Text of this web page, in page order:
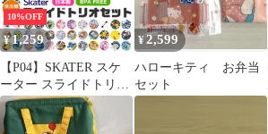
10%OFF
¥ 1,259
【P04】SKATER スケ
ーター スライドトリオ
お弁当 スプーン お箸
スプーン フォーク 3点
¥2,599
ハローキティ お弁当
セット